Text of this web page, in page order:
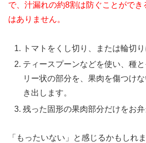
で、汁漏れの約8割は防ぐことがで
はありません。
トマトをくし切り、または輪切り
ティースプーンなどを使い、種
リー状の部分を、果肉を傷つけ
き出します。
残った固形の果肉部分だけをお弁
「もったいない」と感じるかもしれ